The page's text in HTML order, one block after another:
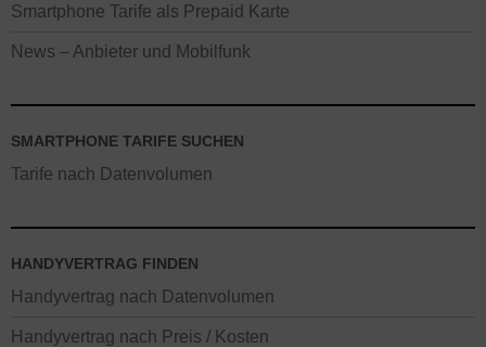
Smartphone Tarife als Prepaid Karte
News – Anbieter und Mobilfunk
SMARTPHONE TARIFE SUCHEN
Tarife nach Datenvolumen
HANDYVERTRAG FINDEN
Handyvertrag nach Datenvolumen
Handyvertrag nach Preis / Kosten